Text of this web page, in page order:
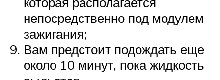
непосредственно под модулем
зажигания;
Вам предстоит подождать еще
около 10 минут, пока жидкость